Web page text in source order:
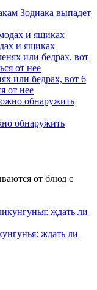
Зодиака выпадет
и ящиках
или бедрах, вот 6
от нее
обнаружить
от блюд с
ждать ли